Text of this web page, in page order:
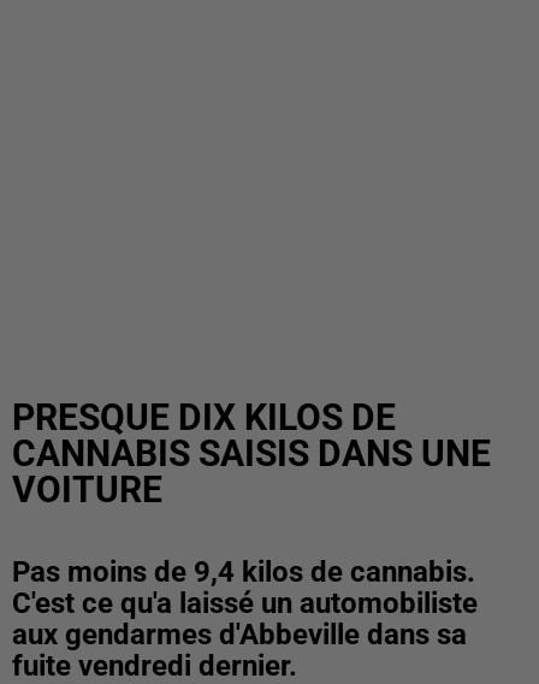
PRESQUE DIX KILOS DE
CANNABIS SAISIS DANS UNE
VOITURE
Pas moins de 9,4 kilos de cannabis.
C'est ce qu'a laissé un automobiliste
aux gendarmes d'Abbeville dans sa
fuite vendredi dernier.